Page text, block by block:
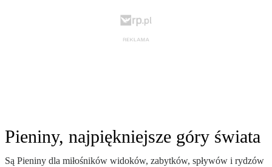
Pieniny, najpiękniejsze góry świata
Są Pieniny dla miłośników widoków, zabytków, spływów i rydzów